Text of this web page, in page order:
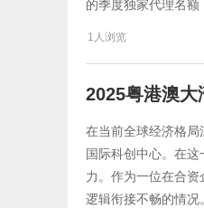
的季度独家代理名
1人浏览
2025粤港澳大
在当前全球经济格
国际科创中心。在
力。作为一位在合资
逻辑衔接不畅的情